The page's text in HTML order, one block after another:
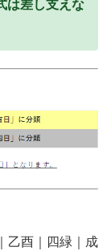
は差し支えな
｜乙酉｜四緑｜成